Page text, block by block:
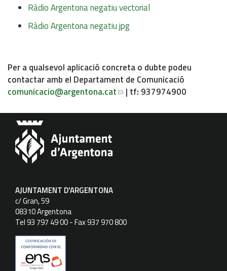
Ràdio Argentona negatiu vectorial
Ràdio Argentona negatiu jpg
Per a qualsevol aplicació concreta o dubte podeu
contactar amb el Departament de Comunicació
comunicacio@argentona.cat | tf: 937974900
AJUNTAMENT D'ARGENTONA
c/ Gran, 59
08310 Argentona
Tel 93 797 49 00 - Fax 937 970 800